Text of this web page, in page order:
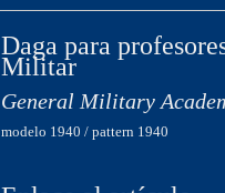
Daga para
Militar
General Military
modelo 1940 / pattern 1940